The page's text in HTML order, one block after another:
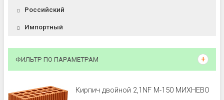
Российский
Импортный
ФИЛЬТР ПО ПАРАМЕТРАМ
Кирпич двойной 2,1NF М-150 МИХНЕВО